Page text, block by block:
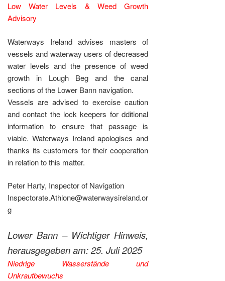
Low Water Levels & Weed Growth
Advisory
Waterways Ireland advises masters of
vessels and waterway users of decreased
water levels and the presence of weed
growth in Lough Beg and the canal
sections of the Lower Bann navigation.
Vessels are advised to exercise caution
and contact the lock keepers for dditional
information to ensure that passage is
viable. Waterways Ireland apologises and
thanks its customers for their cooperation
in relation to this matter.
Peter Harty, Inspector of Navigation
Inspectorate.Athlone@waterwaysireland.or
g
Lower Bann – Wichtiger Hinweis,
herausgegeben am: 25. Juli 2025
Niedrige Wasserstände und
Unkrautbewuchs